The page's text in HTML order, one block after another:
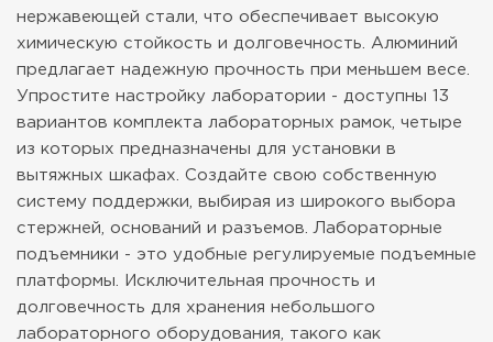
нержавеющей стали, что обеспечивает высокую
химическую стойкость и долговечность. Алюминий
предлагает надежную прочность при меньшем весе.
Упростите настройку лаборатории - доступны 13
вариантов комплекта лабораторных рамок, четыре
из которых предназначены для установки в
вытяжных шкафах. Создайте свою собственную
систему поддержки, выбирая из широкого выбора
стержней, оснований и разъемов. Лабораторные
подъемники - это удобные регулируемые подъемные
платформы. Исключительная прочность и
долговечность для хранения небольшого
лабораторного оборудования, такого как